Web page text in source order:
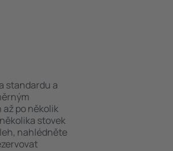
standardu a
po několik
stovek
nahlédněte